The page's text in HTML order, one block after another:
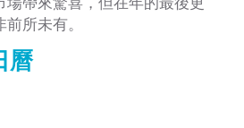
所未有。
曆